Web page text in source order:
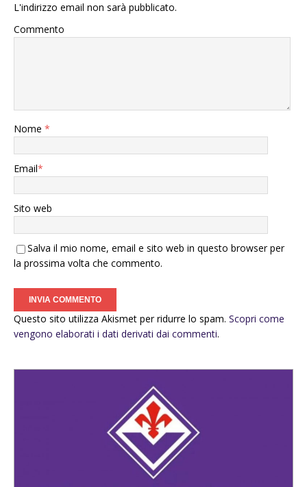
L'indirizzo email non sarà pubblicato.
Commento
Nome *
Email*
Sito web
Salva il mio nome, email e sito web in questo browser per
la prossima volta che commento.
Questo sito utilizza Akismet per ridurre lo spam. Scopri come
vengono elaborati i dati derivati dai commenti.